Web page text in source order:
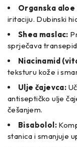
Organska aloe
iritaciju. Dubinski
Shea maslac:
sprječava
Niacinamid
teksturu kože i
Ulje čajevca:
antiseptičko ulje
češanjem.
Bisabolol:
stanica i smanjuje